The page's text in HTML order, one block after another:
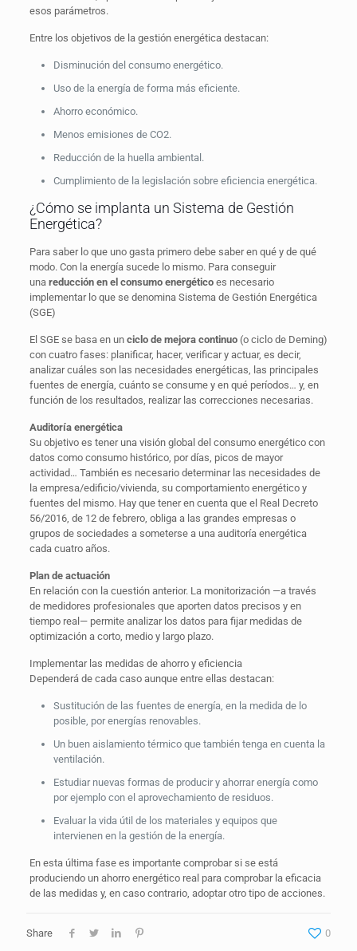
esos parámetros.
Entre los objetivos de la gestión energética destacan:
Disminución del consumo energético.
Uso de la energía de forma más eficiente.
Ahorro económico.
Menos emisiones de CO2.
Reducción de la huella ambiental.
Cumplimiento de la legislación sobre eficiencia energética.
¿Cómo se implanta un Sistema de Gestión
Energética?
Para saber lo que uno gasta primero debe saber en qué y de qué
modo. Con la energía sucede lo mismo. Para conseguir
una reducción en el consumo energéticoes necesario
implementar lo que se denomina Sistema de Gestión Energética
(SGE)
El SGE se basa en unciclo de mejora continuo(o ciclo de Deming)
con cuatro fases: planificar, hacer, verificar y actuar, es decir,
analizar cuáles son las necesidades energéticas, las principales
fuentes de energía, cuánto se consume y en qué períodos… y, en
función de los resultados, realizar las correcciones necesarias.
Auditoría energética
Su objetivo es tener una visión global del consumo energético con
datos como consumo histórico, por días, picos de mayor
actividad… También es necesario determinar las necesidades de
la empresa/edificio/vivienda, su comportamiento energético y
fuentes del mismo. Hay que tener en cuenta que el Real Decreto
56/2016, de 12 de febrero, obliga a las grandes empresas o
grupos de sociedades a someterse a una auditoría energética
cada cuatro años.
Plan de actuación
En relación con la cuestión anterior. La monitorización —a través
de medidores profesionales que aporten datos precisos y en
tiempo real— permite analizar los datos para fijar medidas de
optimización a corto, medio y largo plazo.
Implementar las medidas de ahorro y eficiencia
Dependerá de cada caso aunque entre ellas destacan:
Sustitución de las fuentes de energía, en la medida de lo
posible, por energías renovables.
Un buen aislamiento térmico que también tenga en cuenta la
ventilación.
Estudiar nuevas formas de producir y ahorrar energía como
por ejemplo con el aprovechamiento de residuos.
Evaluar la vida útil de los materiales y equipos que
intervienen en la gestión de la energía.
En esta última fase es importante comprobar si se está
produciendo un ahorro energético real para comprobar la eficacia
de las medidas y, en caso contrario, adoptar otro tipo de acciones.
Share 0